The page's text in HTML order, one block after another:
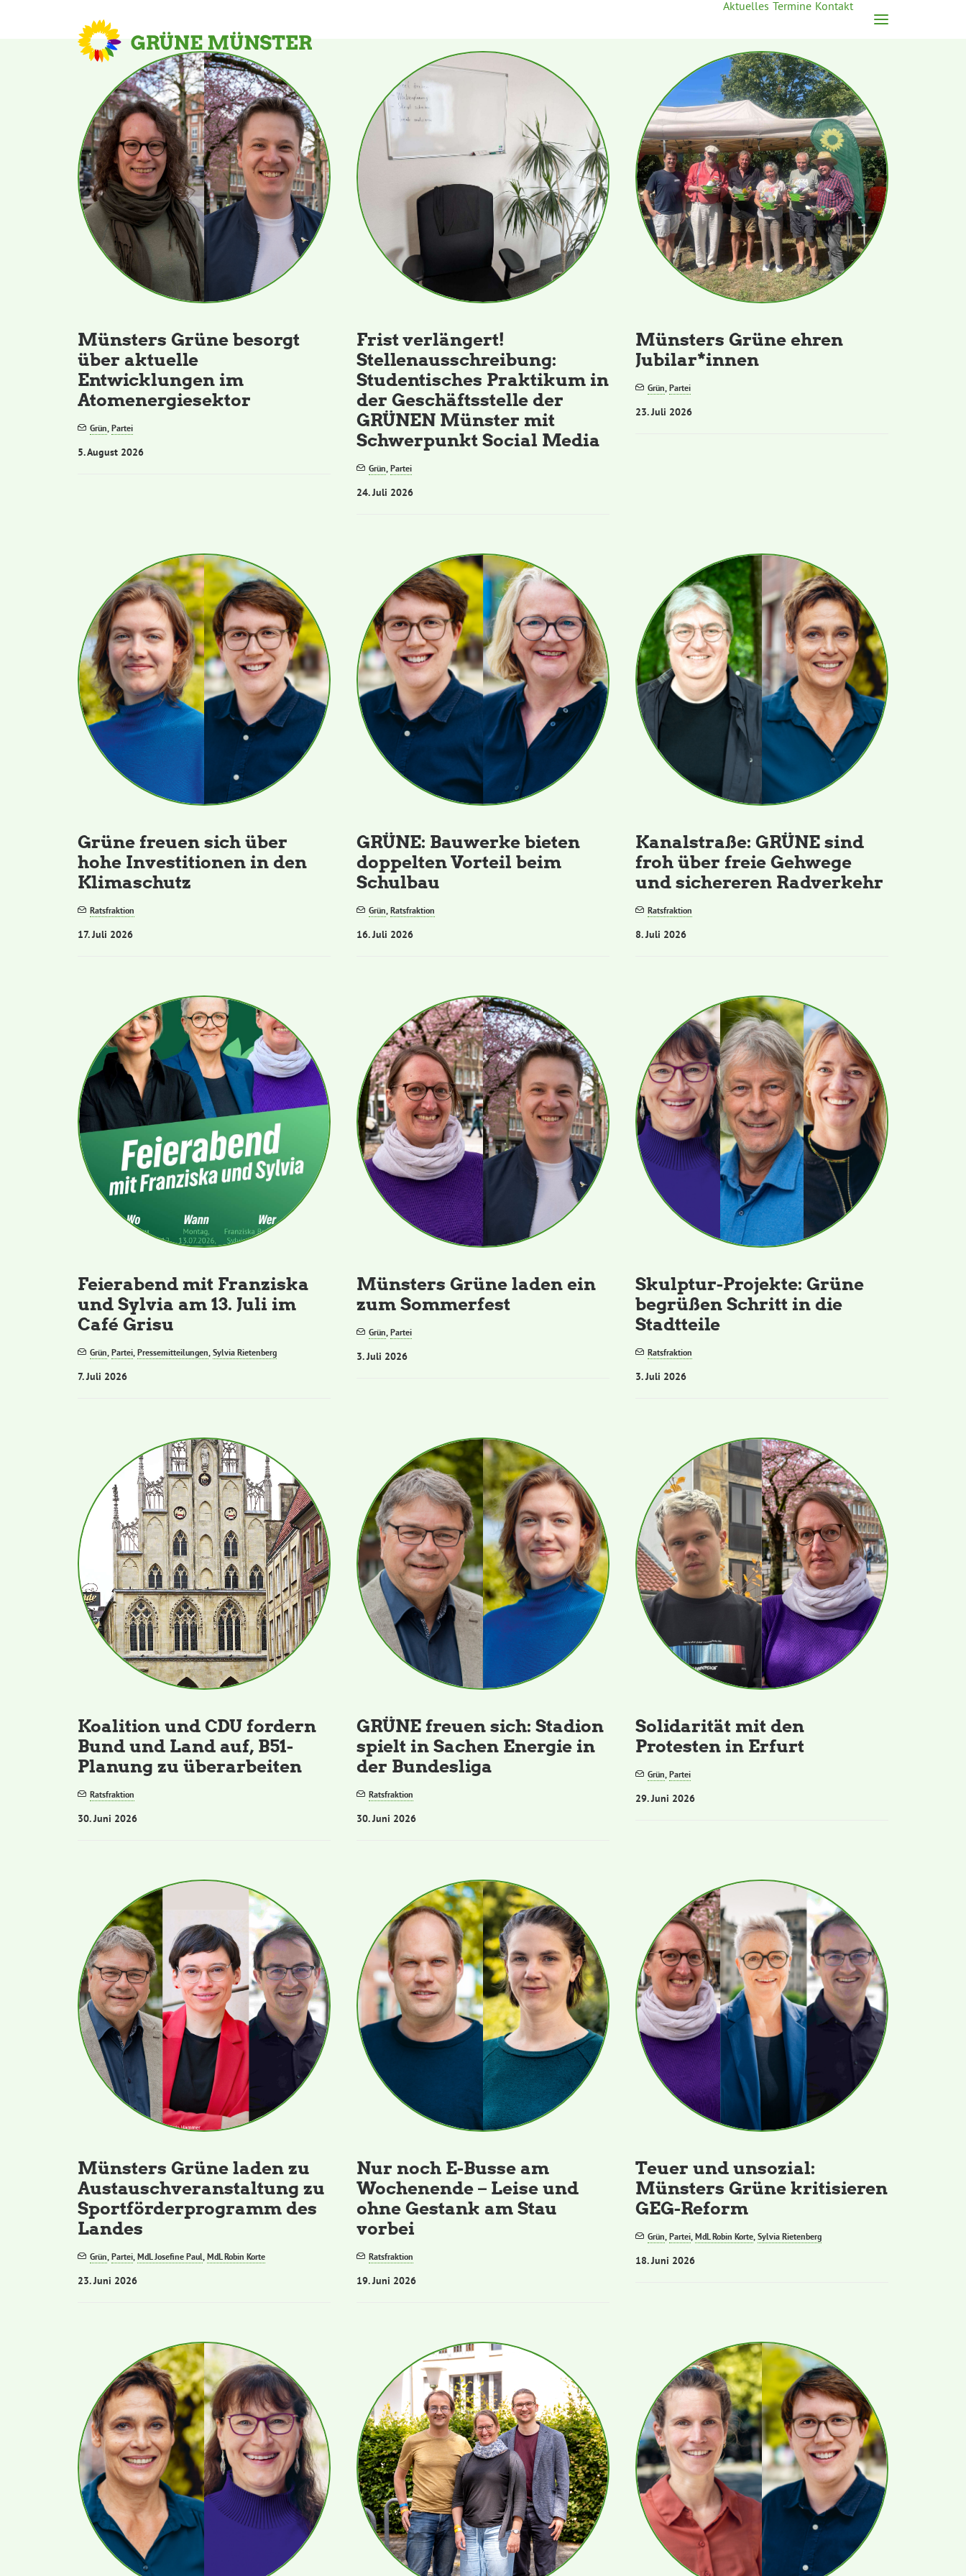
Aktuelles Termine Kontakt
Münsters Grüne besorgt
über aktuelle
Entwicklungen im
Atomenergiesektor
Grün,Partei
5. August 2026
Frist verlängert!
Stellenausschreibung:
Studentisches Praktikum in
der Geschäftsstelle der
GRÜNEN Münster mit
Schwerpunkt Social Media
Grün,Partei
24. Juli 2026
Münsters Grüne ehren
Jubilar*innen
Grün,Partei
23. Juli 2026
Grüne freuen sich über
hohe Investitionen in den
Klimaschutz
Ratsfraktion
17. Juli 2026
GRÜNE: Bauwerke bieten
doppelten Vorteil beim
Schulbau
Grün,Ratsfraktion
16. Juli 2026
Kanalstraße: GRÜNE sind
froh über freie Gehwege
und sichereren Radverkehr
Ratsfraktion
8. Juli 2026
Feierabend mit Franziska
und Sylvia am 13. Juli im
Café Grisu
Grün,Partei,Pressemitteilungen,Sylvia Rietenberg
7. Juli 2026
Münsters Grüne laden ein
zum Sommerfest
Grün,Partei
3. Juli 2026
Skulptur-Projekte: Grüne
begrüßen Schritt in die
Stadtteile
Ratsfraktion
3. Juli 2026
Koalition und CDU fordern
Bund und Land auf, B51-
Planung zu überarbeiten
Ratsfraktion
30. Juni 2026
GRÜNE freuen sich: Stadion
spielt in Sachen Energie in
der Bundesliga
Ratsfraktion
30. Juni 2026
Solidarität mit den
Protesten in Erfurt
Grün,Partei
29. Juni 2026
Münsters Grüne laden zu
Austauschveranstaltung zu
Sportförderprogramm des
Landes
Grün,Partei,MdL Josefine Paul,MdL Robin Korte
23. Juni 2026
Nur noch E-Busse am
Wochenende – Leise und
ohne Gestank am Stau
vorbei
Ratsfraktion
19. Juni 2026
Teuer und unsozial:
Münsters Grüne kritisieren
GEG-Reform
Grün,Partei,MdL Robin Korte,Sylvia Rietenberg
18. Juni 2026